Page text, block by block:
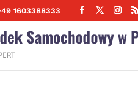
1603388333